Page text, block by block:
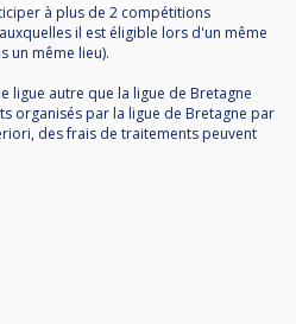
à plus de 2 compétitions
il est éligible lors d'un même
un même lieu).
ligue autre que la ligue de Bretagne
organisés par la ligue de Bretagne par
des frais de traitements peuvent